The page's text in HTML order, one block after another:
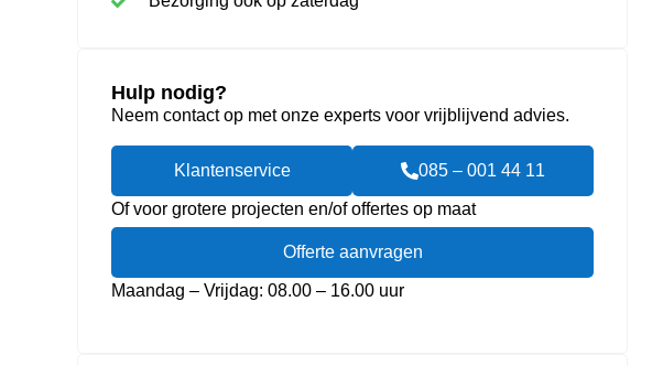
Hulp nodig?
Neem contact op met onze experts voor vrijblijvend advies.
Klantenservice 085 – 001 44 11
Of voor grotere projecten en/of offertes op maat
Offerte aanvragen
Maandag – Vrijdag: 08.00 – 16.00 uur